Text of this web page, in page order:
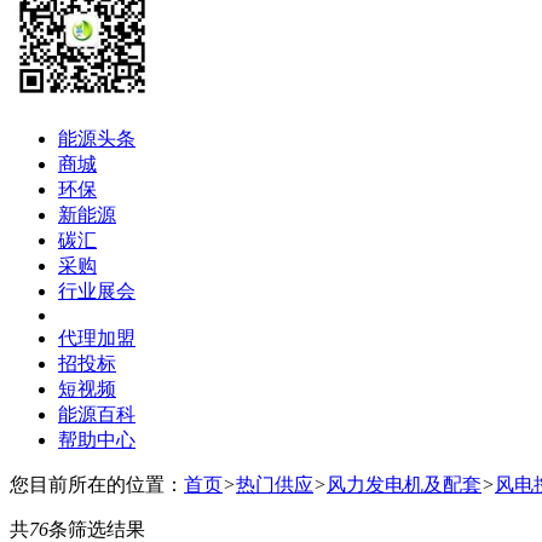
能源头条
商城
环保
新能源
碳汇
采购
行业展会
代理加盟
招投标
短视频
能源百科
帮助中心
您目前所在的位置： 首页>热门供应>风力发电机及配套>风电
共76条筛选结果